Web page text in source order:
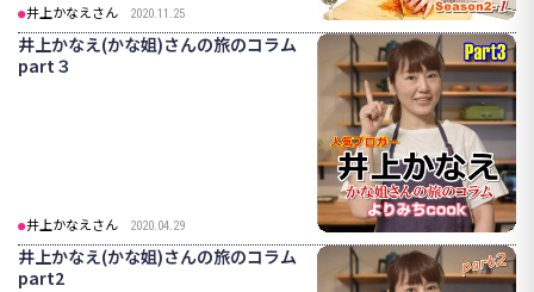
井上かなえさん 2020.11.25
井上かなえ(かな姐)さんの旅のコラム
part３
井上かなえさん 2020.04.29
井上かなえ(かな姐)さんの旅のコラム
part2